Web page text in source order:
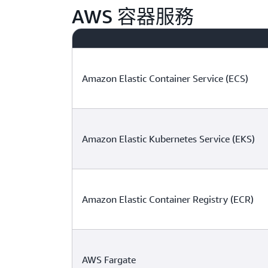
AWS 容器服務
Amazon Elastic Container Service (ECS)
Amazon Elastic Kubernetes Service (EKS)
Amazon Elastic Container Registry (ECR)
AWS Fargate